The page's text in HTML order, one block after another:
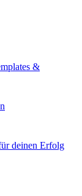
&
deinen Erfolg